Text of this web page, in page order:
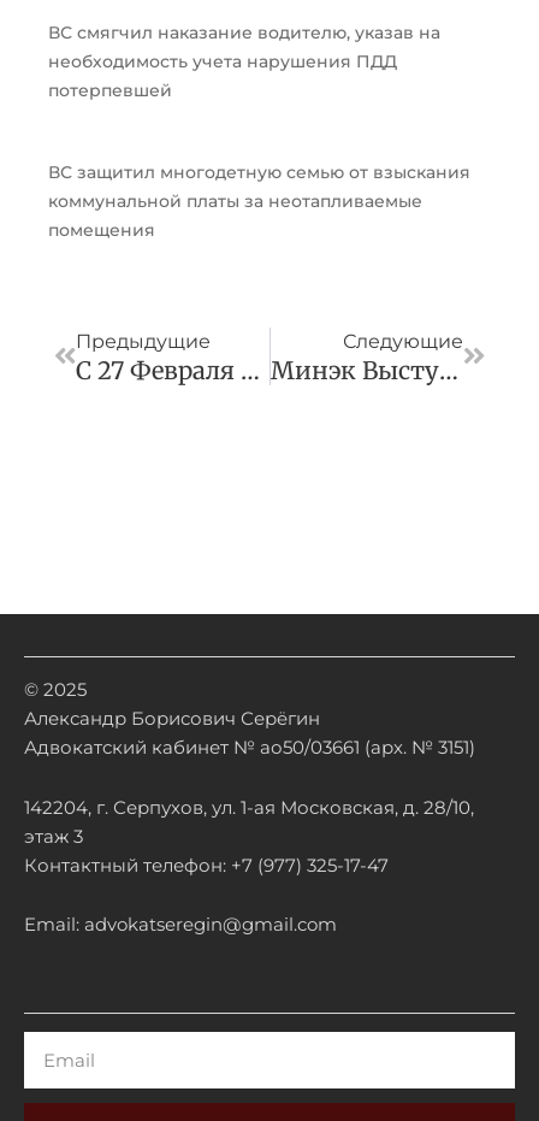
ВС смягчил наказание водителю, указав на
необходимость учета нарушения ПДД
потерпевшей
ВС защитил многодетную семью от взыскания
коммунальной платы за неотапливаемые
помещения
Предыдущие
С 27 Февраля По 1 Марта Серпухов Станет Участником Важного Просветительского Проекта
Следующие
Минэк Выступил Против Запрета На Работу «недружественных» Коллекторов
© 2025
Александр Борисович Серёгин
Адвокатский кабинет № ао50/03661 (арх. № 3151)
142204, г. Серпухов, ул. 1-ая Московская, д. 28/10,
этаж 3
Контактный телефон: +7 (977) 325-17-47
Email: advokatseregin@gmail.com